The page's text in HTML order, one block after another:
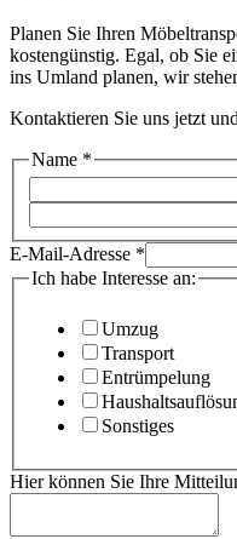
Planen Sie Ihren
kostengünstig. Egal, ob Sie
ins Umland planen, wir
Kontaktieren Sie uns jetzt
Name *
E-Mail-Adresse *
Ich habe Interesse an:
Umzug
Transport
Entrümpelung
Sonstiges
einfügen
Hier können Sie Ihre